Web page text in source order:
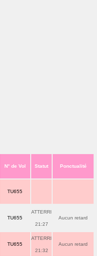
N° de Vol Statut Ponctualité
TU655
TU655
ATTERRI
21:27
Aucun retard
TU655
ATTERRI
21:32
Aucun retard